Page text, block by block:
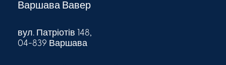
Варшава Вавер
вул. Патріотів 148,
04-839 Варшава